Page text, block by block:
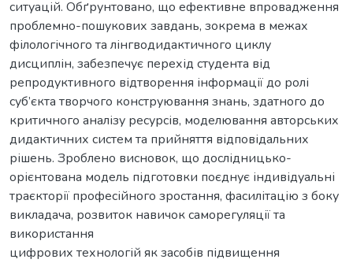
ситуацій. Обґрунтовано, що ефективне впровадження
проблемно-пошукових завдань, зокрема в межах
філологічного та лінгводидактичного циклу
дисциплін, забезпечує перехід студента від
репродуктивного відтворення інформації до ролі
суб’єкта творчого конструювання знань, здатного до
критичного аналізу ресурсів, моделювання авторських
дидактичних систем та прийняття відповідальних
рішень. Зроблено висновок, що дослідницько-
орієнтована модель підготовки поєднує індивідуальні
траєкторії професійного зростання, фасилітацію з боку
викладача, розвиток навичок саморегуляції та
використання
цифрових технологій як засобів підвищення